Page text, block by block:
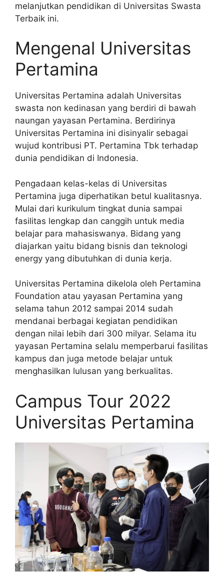
melanjutkan pendidikan di Universitas Swasta
Terbaik ini.
Mengenal Universitas
Pertamina
Universitas Pertamina adalah Universitas
swasta non kedinasan yang berdiri di bawah
naungan yayasan Pertamina. Berdirinya
Universitas Pertamina ini disinyalir sebagai
wujud kontribusi PT. Pertamina Tbk terhadap
dunia pendidikan di Indonesia.
Pengadaan kelas-kelas di Universitas
Pertamina juga diperhatikan betul kualitasnya.
Mulai dari kurikulum tingkat dunia sampai
fasilitas lengkap dan canggih untuk media
belajar para mahasiswanya. Bidang yang
diajarkan yaitu bidang bisnis dan teknologi
energy yang dibutuhkan di dunia kerja.
Universitas Pertamina dikelola oleh Pertamina
Foundation atau yayasan Pertamina yang
selama tahun 2012 sampai 2014 sudah
mendanai berbagai kegiatan pendidikan
dengan nilai lebih dari 300 milyar. Selama itu
yayasan Pertamina selalu memperbarui fasilitas
kampus dan juga metode belajar untuk
menghasilkan lulusan yang berkualitas.
Campus Tour 2022
Universitas Pertamina